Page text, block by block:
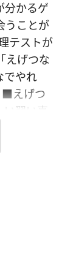
分かるゲ
うことが
テストが
えげつな
でやれ
■えげつ
い習い事
ヨガ
だ人は、
「料
人や友